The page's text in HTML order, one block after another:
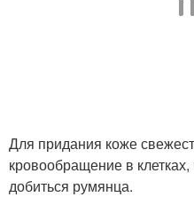
Для придания коже
кровообращение в
добиться румянца.